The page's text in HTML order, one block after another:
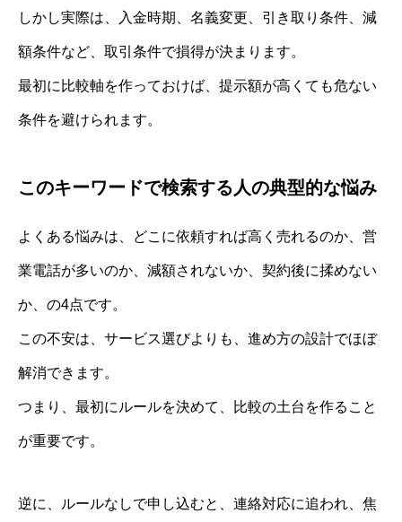
しかし実際は、入金時期、名義変更、引き取り条件、減
額条件など、取引条件で損得が決まります。
最初に比較軸を作っておけば、提示額が高くても危ない
条件を避けられます。
このキーワードで検索する人の典型的な悩み
よくある悩みは、どこに依頼すれば高く売れるのか、営
業電話が多いのか、減額されないか、契約後に揉めない
か、の4点です。
この不安は、サービス選びよりも、進め方の設計でほぼ
解消できます。
つまり、最初にルールを決めて、比較の土台を作ること
が重要です。
逆に、ルールなしで申し込むと、連絡対応に追われ、焦